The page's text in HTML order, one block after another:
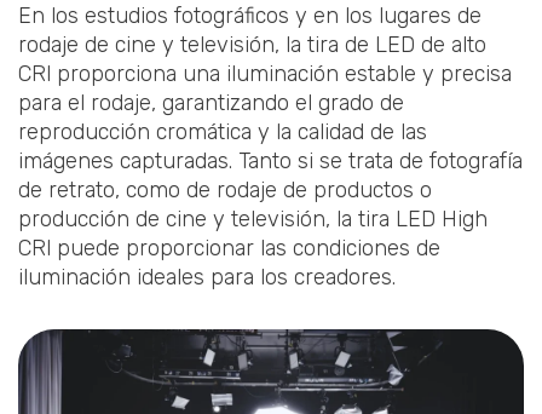
En los estudios fotográficos y en los lugares de
rodaje de cine y televisión, la tira de LED de alto
CRl proporciona una iluminación estable y precisa
para el rodaje, garantizando el grado de
reproducción cromática y la calidad de las
imágenes capturadas. Tanto si se trata de fotografía
de retrato, como de rodaje de productos o
producción de cine y televisión, la tira LED High
CRl puede proporcionar las condiciones de
iluminación ideales para los creadores.